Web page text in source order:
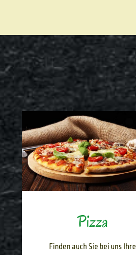
Pizza
Finden auch Sie bei uns Ihre